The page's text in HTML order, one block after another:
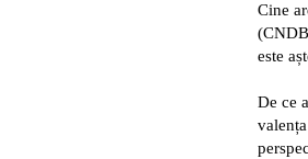
Cine
este
De ce